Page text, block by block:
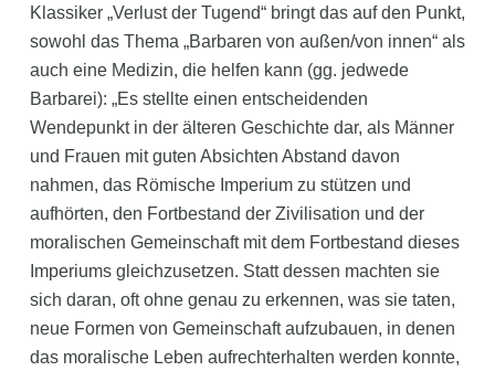
Klassiker „Verlust der Tugend“ bringt das auf den Punkt,
sowohl das Thema „Barbaren von außen/von innen“ als
auch eine Medizin, die helfen kann (gg. jedwede
Barbarei): „Es stellte einen entscheidenden
Wendepunkt in der älteren Geschichte dar, als Männer
und Frauen mit guten Absichten Abstand davon
nahmen, das Römische Imperium zu stützen und
aufhörten, den Fortbestand der Zivilisation und der
moralischen Gemeinschaft mit dem Fortbestand dieses
Imperiums gleichzusetzen. Statt dessen machten sie
sich daran, oft ohne genau zu erkennen, was sie taten,
neue Formen von Gemeinschaft aufzubauen, in denen
das moralische Leben aufrechterhalten werden konnte,